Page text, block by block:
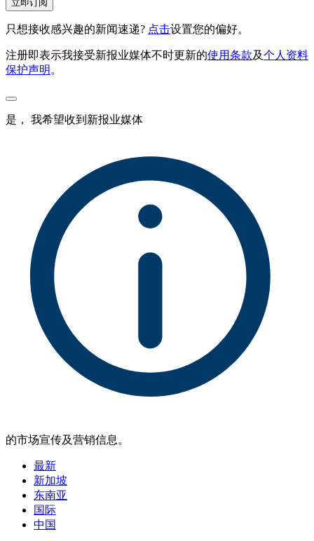
立即订阅
只想接收感兴趣的新闻速递? 点击设置您的偏好。
注册即表示我接受新报业媒体不时更新的使用条款及个人资料
保护声明 。
是， 我希望收到新报业媒体
的市场宣传及营销信息。
最新
新加坡
东南亚
国际
中国